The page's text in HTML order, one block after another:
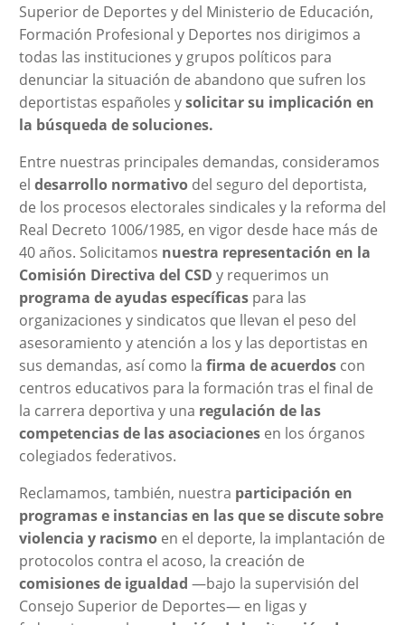
Superior de Deportes y del Ministerio de Educación,
Formación Profesional y Deportes nos dirigimos a
todas las instituciones y grupos políticos para
denunciar la situación de abandono que sufren los
deportistas españoles ysolicitar su implicación en
la búsqueda de soluciones.
Entre nuestras principales demandas, consideramos
el desarrollo normativo del seguro del deportista,
de los procesos electorales sindicales y la reforma del
Real Decreto 1006/1985, en vigor desde hace más de
40 años. Solicitamos nuestra representación en la
Comisión Directiva del CSD y requerimos un
programa de ayudas específicaspara las
organizaciones y sindicatos que llevan el peso del
asesoramiento y atención a los y las deportistas en
sus demandas, así como la firma de acuerdoscon
centros educativos para la formación tras el final de
la carrera deportiva y una regulación de las
competencias de las asociacionesen los órganos
colegiados federativos.
Reclamamos, también, nuestra participación en
programas e instancias en las que se discute sobre
violencia y racismoen el deporte, la implantación de
protocolos contra el acoso, la creación de
comisiones de igualdad —bajo la supervisión del
Consejo Superior de Deportes— en ligas y